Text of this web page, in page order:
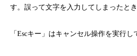
す。誤って文字を入力してしまったと
「Escキー」はキャンセル操作を実行し